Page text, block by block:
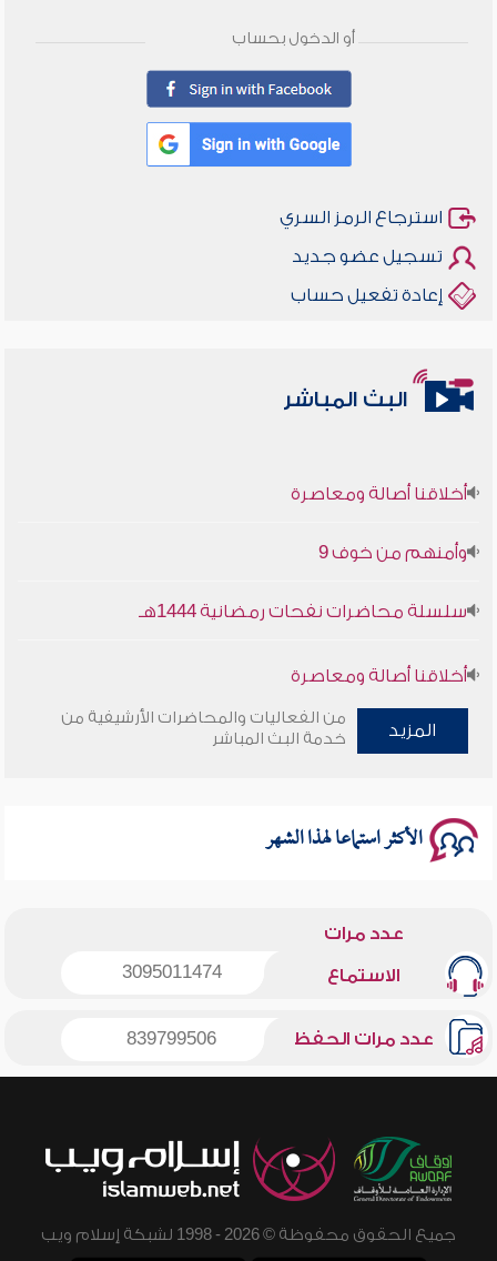
أو الدخول بحساب
استرجاع الرمز السري
تسجيل عضو جديد
إعادة تفعيل حساب
البث المباشر
أخلاقنا أصالة ومعاصرة
وأمنهم من خوف 9
سلسلة محاضرات نفحات رمضانية 1444هـ
أخلاقنا أصالة ومعاصرة
وأمنهم من خوف 9
المزيد
من الفعاليات والمحاضرات الأرشيفية من
خدمة البث المباشر
الأكثر استماعا لهذا الشهر
عدد مرات
الاستماع 3095011474
عدد مرات الحفظ 839799506
جميع الحقوق محفوظة © 2026 - 1998 لشبكة إسلام ويب